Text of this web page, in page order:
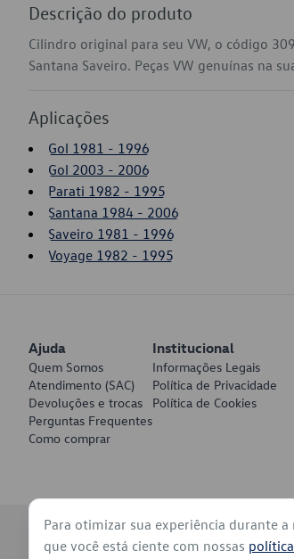
Descrição do produto
Cilindro original para seu VW, o código
Santana Saveiro. Peças VW genuínas na
Aplicações
Gol 1981 - 1996
Gol 2003 - 2006
Parati 1982 - 1995
Santana 1984 - 2006
Saveiro 1981 - 1996
Voyage 1982 - 1995
Ajuda
Quem Somos
Atendimento (SAC)
Devoluções e trocas
Perguntas Frequentes
Como comprar
Institucional
Informações Legais
Política de Privacidade
Política de Cookies
© 2026 - Volkswagen do Brasil - Todos os
Para otimizar sua experiência durante
que você está ciente com nossas